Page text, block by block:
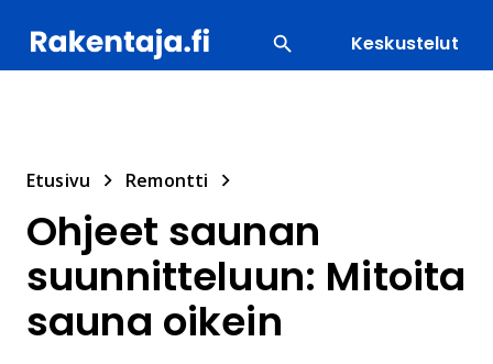
Keskustelut
Etusivu Remontti
Ohjeet saunan
suunnitteluun: Mitoita
sauna oikein